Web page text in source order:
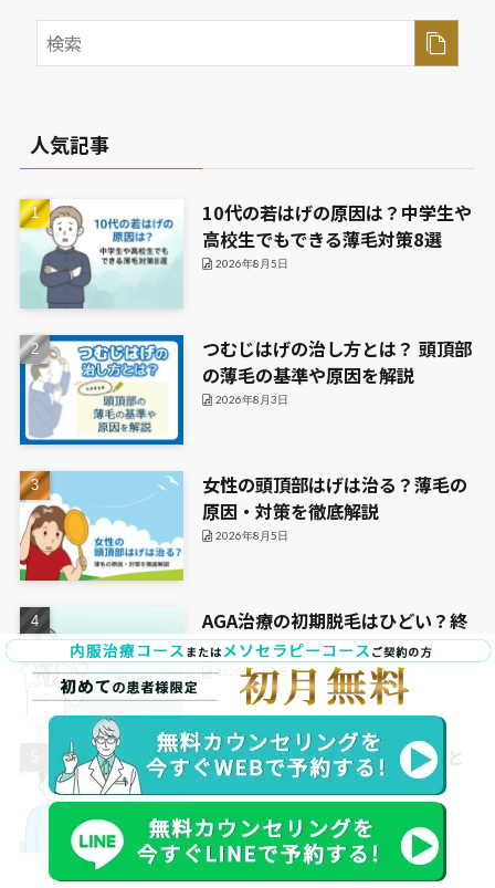
人気記事
10代の若はげの原因は？中学生や
高校生でもできる薄毛対策8選
2026年8月5日
つむじはげの治し方とは？ 頭頂部
の薄毛の基準や原因を解説
2026年8月3日
女性の頭頂部はげは治る？薄毛の
原因・対策を徹底解説
2026年8月5日
AGA治療の初期脱毛はひどい？終
わる兆候と対処法を詳しく解説
2026年8月5日
M字はげの治し方とは？手遅れと
言われる理由と治療方法を解説